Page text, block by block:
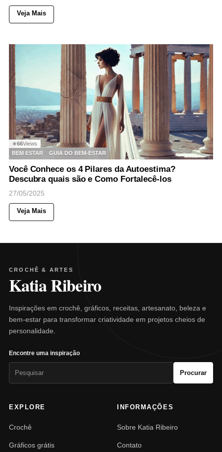
Veja Mais
◉66Views
BEM ESTAR
GUIA DO BEM-ESTAR
Você Conhece os 4 Pilares da Autoestima?
Descubra quais são e Como Fortalecê-los
27/05/2025
Veja Mais
CROCHÊ & ARTES
Katia Ribeiro
Inspirações em crochê, gráficos, receitas, artesanato, beleza e
bem-estar para transformar criatividade em projetos cheios de
personalidade.
Encontre uma inspiração
Procurar
EXPLORE
Crochê
Gráficos grátis
INFORMAÇÕES
Sobre Katia Ribeiro
Contato